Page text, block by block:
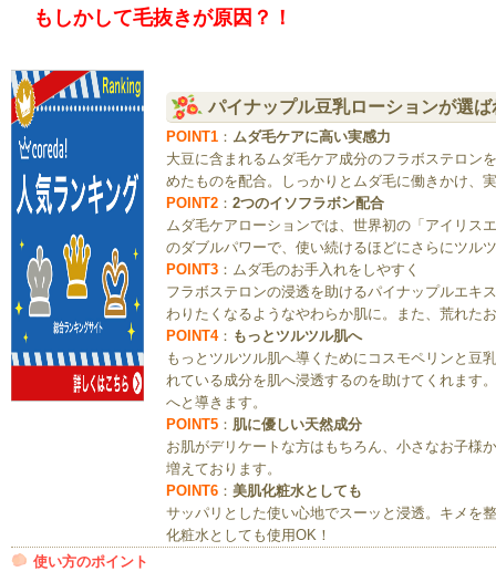
もしかして毛抜きが原因？！
パイナップル豆乳ローションが選
POINT1 ： ムダ毛ケアに高い実感力
大豆に含まれるムダ毛ケア成分のフラボステロン
めたものを配合。しっかりとムダ毛に働きかけ、
POINT2 ： 2つのイソフラボン配合
ムダ毛ケアローションでは、世界初の「アイリス
のダブルパワーで、使い続けるほどにさらにツル
POINT3 ：ムダ毛のお手入れをしやすく
フラボステロンの浸透を助けるパイナップルエキ
わりたくなるようなやわらか肌に。また、荒れた
POINT4： もっとツルツル肌へ
もっとツルツル肌へ導くためにコスモペリンと豆
れている成分を肌へ浸透するのを助けてくれます
へと導きます。
POINT5 ： 肌に優しい天然成分
お肌がデリケートな方はもちろん、小さなお子様
増えております。
POINT6 ： 美肌化粧水としても
サッパリとした使い心地でスーッと浸透。キメを
化粧水としても使用OK！
使い方のポイント